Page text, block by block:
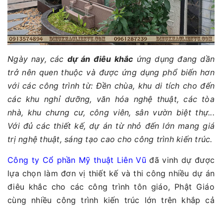
Ngày nay, các dự án điêu khắc ứng dụng đang dần
trở nên quen thuộc và được ứng dụng phổ biến hơn
với các công trình từ: Đền chùa, khu di tích cho đến
các khu nghỉ dưỡng, văn hóa nghệ thuật, các tòa
nhà, khu chưng cư, công viên, sân vườn biệt thự...
Với đủ các thiết kế, dự án từ nhỏ đến lớn mang giá
trị nghệ thuật, sáng tạo cao cho công trình kiến trúc.
Công ty Cổ phần Mỹ thuật Liên Vũ đã vinh dự được
lựa chọn làm đơn vị thiết kế và thi công nhiều dự án
điêu khắc cho các công trình tôn giáo, Phật Giáo
cùng nhiều công trình kiến trúc lớn trên khắp cả